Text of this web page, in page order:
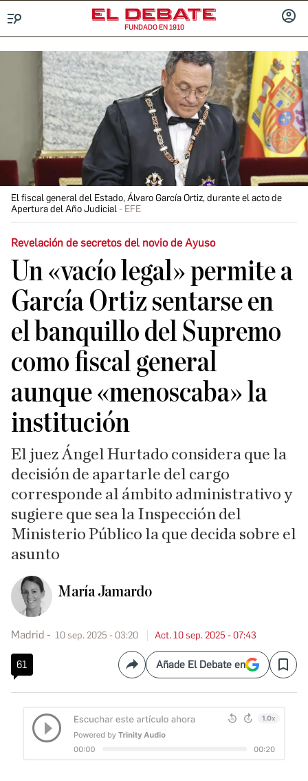
FUNDADO EN 1910
El fiscal general del Estado, Álvaro García Ortiz, durante el acto de
Apertura del Año Judicial
EFE
Revelación de secretos del novio de Ayuso
Un «vacío legal» permite a
García Ortiz sentarse en
el banquillo del Supremo
como fiscal general
aunque «menoscaba» la
institución
El juez Ángel Hurtado considera que la
decisión de apartarle del cargo
corresponde al ámbito administrativo y
sugiere que sea la Inspección del
Ministerio Público la que decida sobre el
asunto
María Jamardo
Madrid 10 sep. 2025 - 03:20 Act. 10 sep. 2025 - 07:43
61 CompartirAñade El Debate en Save